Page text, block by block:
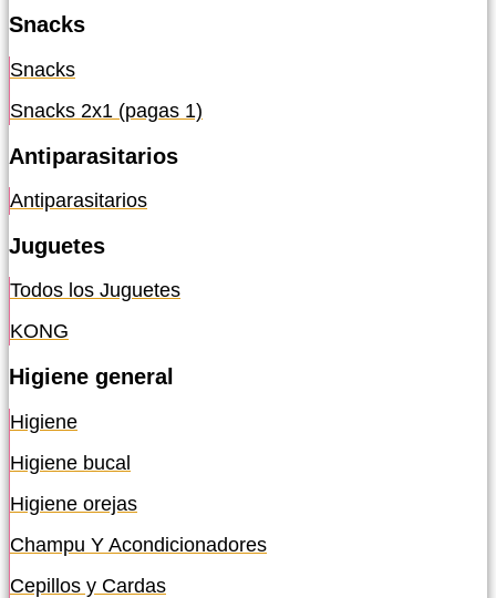
Snacks
Snacks
Snacks 2x1 (pagas 1)
Antiparasitarios
Antiparasitarios
Juguetes
Todos los Juguetes
KONG
Higiene general
Higiene
Higiene bucal
Higiene orejas
Champu Y Acondicionadores
Cepillos y Cardas